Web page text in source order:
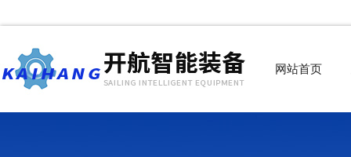
网站首页